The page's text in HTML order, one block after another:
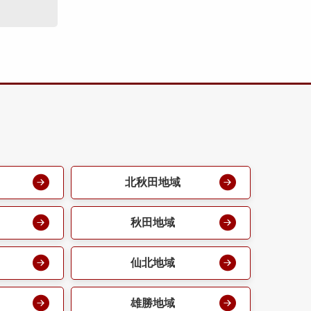
北秋田地域
秋田地域
仙北地域
雄勝地域